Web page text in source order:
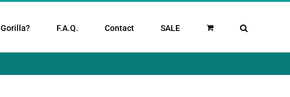
Gorilla? F.A.Q. Contact SALE